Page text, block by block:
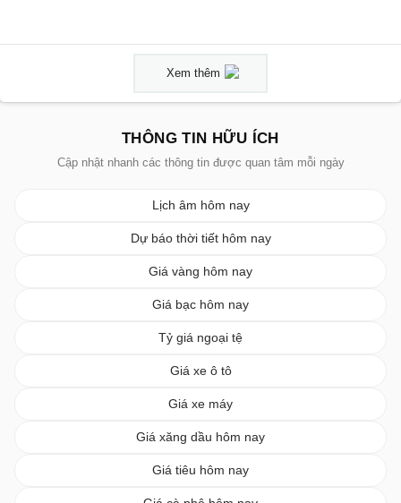
Xem thêm
THÔNG TIN HỮU ÍCH
Cập nhật nhanh các thông tin được quan tâm mỗi ngày
Lịch âm hôm nay
Dự báo thời tiết hôm nay
Giá vàng hôm nay
Giá bạc hôm nay
Tỷ giá ngoại tệ
Giá xe ô tô
Giá xe máy
Giá xăng dầu hôm nay
Giá tiêu hôm nay